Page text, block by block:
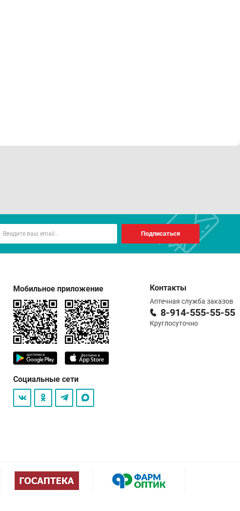
Подписаться
Мобильное приложение
Социальные сети
Контакты
Аптечная служба заказов
8-914-555-55-55
Круглосуточно